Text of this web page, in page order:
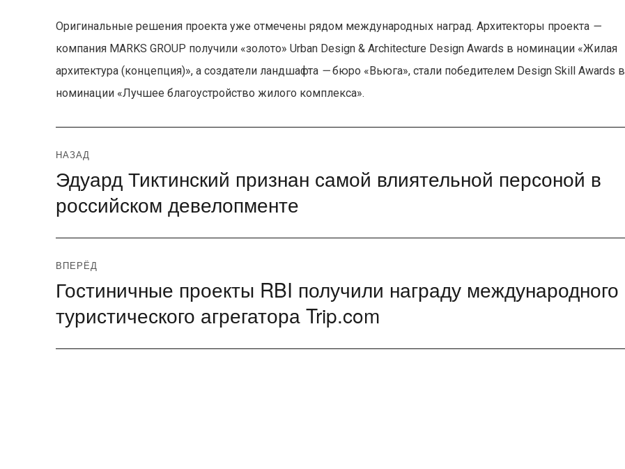
Оригинальные решения проекта уже отмечены рядом международных наград. Архитекторы проекта —
компания MARKS GROUP получили «золото» Urban Design & Architecture Design Awards в номинации «Жилая
архитектура (концепция)», а создатели ландшафта —бюро «Вьюга», стали победителем Design Skill Awards в
номинации «Лучшее благоустройство жилого комплекса».
Навигация
по
записям
НАЗАД
Предыдущая
запись:
Эдуард Тиктинский признан самой влиятельной персоной в
российском девелопменте
ВПЕРЁД
Следующая
Гостиничные проекты RBI получили награду международного
туристического агрегатора Trip.com